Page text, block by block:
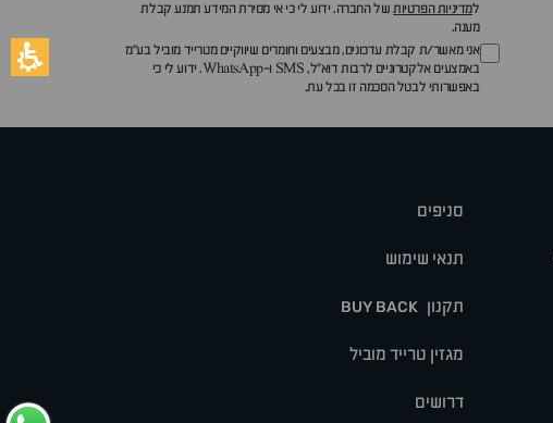
למדיניות הפרטיותשל החברה. ידוע לי כי אי מסירת המידע תמנע קבלת
מענה.
אני מאשר/ת קבלת עדכונים, מבצעים וחומרים שיווקיים מטרייד מוביל בע"מ
באמצעים אלקטרוניים לרבות דוא״ל, SMS ו-WhatsApp. ידוע לי כי
באפשרותי לבטל הסכמה זו בכל עת.
סניפים
תנאי שימוש
תקנון BUY BACK
מגזין טרייד מוביל
דרושים